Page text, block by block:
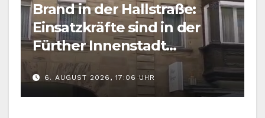
Brand in der Hallstraße:
Einsatzkräfte sind in der
Fürther Innenstadt
gefordert
6. AUGUST 2026, 17:06 UHR